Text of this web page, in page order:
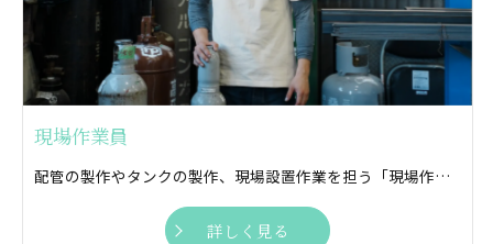
現場作業員
配管の製作やタンクの製作、現場設置作業を担う「現場作業員」募集中！ 気さくな仲間とともに自分らしく働きませんか？
詳しく見る